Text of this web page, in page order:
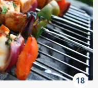
18